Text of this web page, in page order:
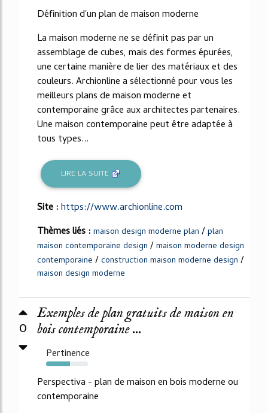
Définition d'un plan de maison moderne
La maison moderne ne se définit pas par un
assemblage de cubes, mais des formes épurées,
une certaine manière de lier des matériaux et des
couleurs. Archionline a sélectionné pour vous les
meilleurs plans de maison moderne et
contemporaine grâce aux architectes partenaires.
Une maison contemporaine peut être adaptée à
tous types...
LIRE LA SUITE
Site :https://www.archionline.com
Thèmes liés : maison design moderne plan /plan
maison contemporaine design /maison moderne design
contemporaine /construction maison moderne design /
maison design moderne
0
Exemples de plan gratuits de maison en
bois contemporaine ...
Pertinence
57%
Perspectiva - plan de maison en bois moderne ou
contemporaine